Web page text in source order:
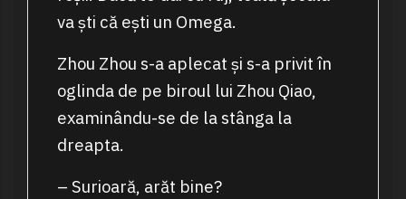
va ști că ești un Omega.
Zhou Zhou s-a aplecat și s-a privit în
oglinda de pe biroul lui Zhou Qiao,
examinându-se de la stânga la
dreapta.
– Surioară, arăt bine?